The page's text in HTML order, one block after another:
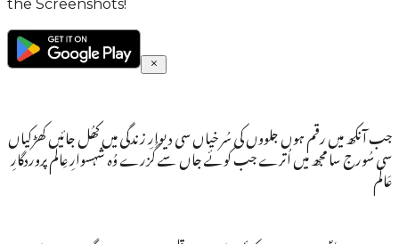
the Screenshots!
جب آنکھ میں رقم ہوں جلووں کی سُر خیاں سی دیوارِ زندگی میں کھُل جائیں کھڑکیاں
سی سُورج سا مجھ میں اُترے جب کوئے جاں سے گُزرے وُہ شہسوارِ عِالَم پروردگارِ
عَالَم